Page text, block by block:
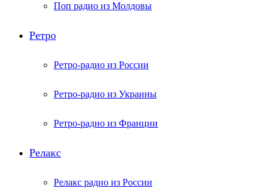
Поп радио из Молдовы
Ретро
Ретро-радио из России
Ретро-радио из Украины
Ретро-радио из Франции
Релакс
Релакс радио из России